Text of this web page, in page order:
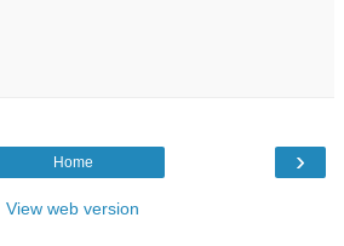
›
Home
View web version